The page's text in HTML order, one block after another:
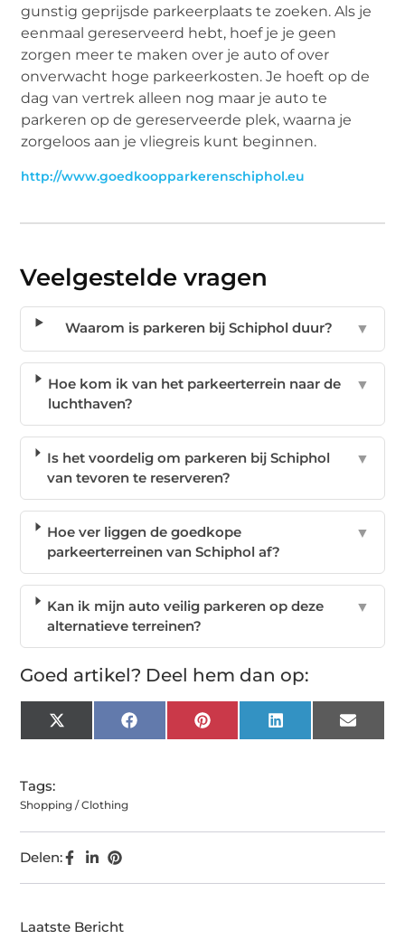
gunstig geprijsde parkeerplaats te zoeken. Als je
eenmaal gereserveerd hebt, hoef je je geen
zorgen meer te maken over je auto of over
onverwacht hoge parkeerkosten. Je hoeft op de
dag van vertrek alleen nog maar je auto te
parkeren op de gereserveerde plek, waarna je
zorgeloos aan je vliegreis kunt beginnen.
http://www.goedkoopparkerenschiphol.eu
Veelgestelde vragen
Waarom is parkeren bij Schiphol duur? ▼
Hoe kom ik van het parkeerterrein naar de
luchthaven?
▼
Is het voordelig om parkeren bij Schiphol
van tevoren te reserveren?
▼
Hoe ver liggen de goedkope
parkeerterreinen van Schiphol af?
▼
Kan ik mijn auto veilig parkeren op deze
alternatieve terreinen?
▼
Goed artikel? Deel hem dan op:
X
(Twitter)
FacebookPinterest LinkedIn Email
Tags:
Shopping / Clothing
Delen:
Laatste Bericht